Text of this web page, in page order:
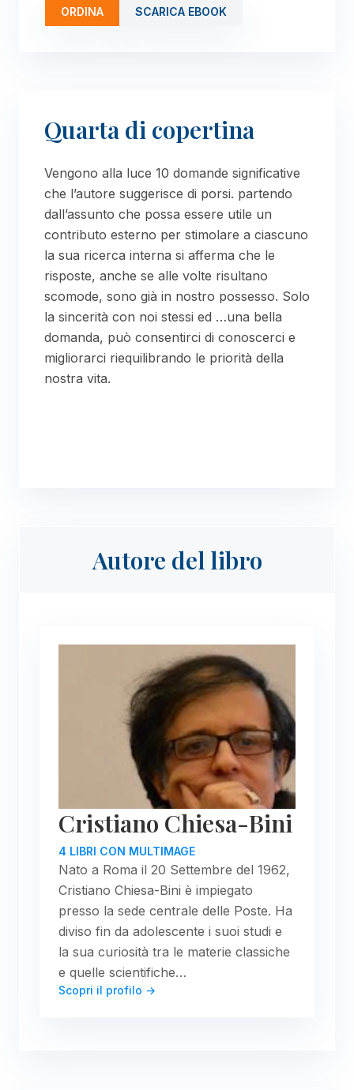
ORDINA SCARICA EBOOK
Quarta di copertina
Vengono alla luce 10 domande significative
che l’autore suggerisce di porsi. partendo
dall’assunto che possa essere utile un
contributo esterno per stimolare a ciascuno
la sua ricerca interna si afferma che le
risposte, anche se alle volte risultano
scomode, sono già in nostro possesso. Solo
la sincerità con noi stessi ed …una bella
domanda, può consentirci di conoscerci e
migliorarci riequilibrando le priorità della
nostra vita.
Autore del libro
Cristiano Chiesa-Bini
4 LIBRI CON MULTIMAGE
Nato a Roma il 20 Settembre del 1962,
Cristiano Chiesa-Bini è impiegato
presso la sede centrale delle Poste. Ha
diviso fin da adolescente i suoi studi e
la sua curiosità tra le materie classiche
e quelle scientifiche…
Scopri il profilo →